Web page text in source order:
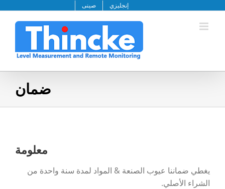
المحتوى
إنجليزي صينى
ضمان
معلومة
يغطي ضماننا عيوب الصنعة & المواد لمدة سنة واحدة من
الشراء الأصلي.